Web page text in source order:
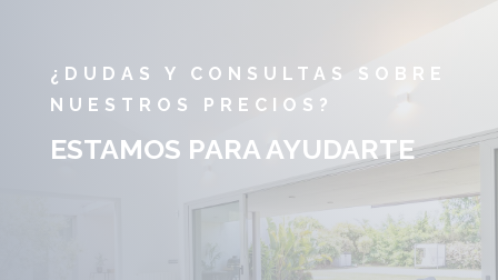
¿DUDAS Y CONSULTAS SOBRE
NUESTROS PRECIOS?
ESTAMOS PARA AYUDARTE